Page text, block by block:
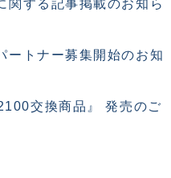
関する記事掲載のお知ら
ートナー募集開始のお知
交換商品』 発売のご